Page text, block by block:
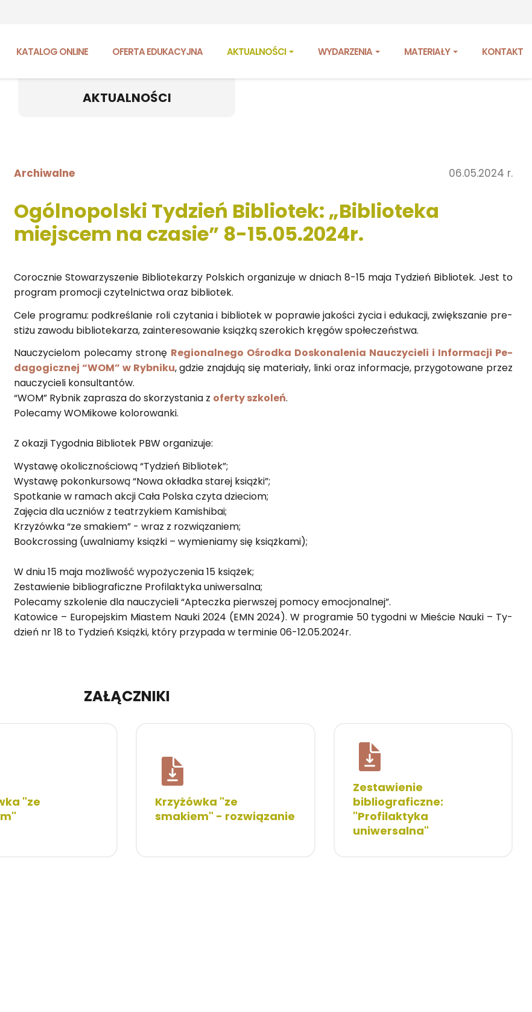
KATALOG ONLINE OFERTA EDUKACYJNA AKTUALNOŚCI WYDARZENIA MATERIAŁY KONTAKT
AKTUALNOŚCI
Archiwalne 06.05.2024 r.
Ogólnopolski Tydzień Bibliotek: „Biblioteka
miejscem na czasie” 8-15.05.2024r.
Co­rocz­nie Sto­wa­rzy­sze­nie Bi­blio­te­ka­rzy Pol­skich or­ga­ni­zu­je w dniach 8-15 maja Ty­dzień Bi­blio­tek. Jest to
pro­gram pro­mo­cji czy­tel­nic­twa oraz bi­blio­tek.
Cele pro­gra­mu: pod­kre­śla­nie roli czy­ta­nia i bi­blio­tek w po­pra­wie ja­ko­ści życia i edu­ka­cji, zwięk­sza­nie pre­
sti­żu za­wo­du bi­blio­te­ka­rza, za­in­te­re­so­wa­nie książ­ką sze­ro­kich krę­gów spo­łe­czeń­stwa.
Na­uczy­cie­lom po­le­ca­my stro­nę Re­gio­nal­ne­go Ośrod­ka Do­sko­na­le­nia Na­uczy­cie­li i In­for­ma­cji Pe­
da­go­gicz­nej “WOM” w Ryb­ni­ku, gdzie znaj­du­ją się ma­te­ria­ły, linki oraz in­for­ma­cje, przy­go­to­wa­ne przez
na­uczy­cie­li kon­sul­tan­tów.
“WOM” Ryb­nik za­pra­sza do sko­rzy­sta­nia z ofer­ty szko­leń.
Po­le­ca­my WO­Mi­ko­we ko­lo­ro­wan­ki.
Z oka­zji Ty­go­dnia Bi­blio­tek PBW or­ga­ni­zu­je:
Wy­sta­wę oko­licz­no­ścio­wą “Ty­dzień Bi­blio­tek”;
Wy­sta­wę po­kon­kur­so­wą “Nowa okład­ka sta­rej książ­ki”;
Spo­tka­nie w ra­mach akcji Cała Pol­ska czyta dzie­ciom;
Za­ję­cia dla uczniów z te­atrzy­kiem Ka­mi­shi­bai;
Krzy­żów­ka “ze sma­kiem” - wraz z roz­wią­za­niem;
Bo­ok­cros­sing (uwal­nia­my książ­ki – wy­mie­nia­my się książ­ka­mi);
W dniu 15 maja moż­li­wość wy­po­ży­cze­nia 15 ksią­żek;
Ze­sta­wie­nie bi­blio­gra­ficz­ne Pro­fi­lak­ty­ka uni­wer­sal­na;
Po­le­ca­my szko­le­nie dla na­uczy­cie­li “Ap­tecz­ka pierw­szej po­mo­cy emo­cjo­nal­nej”.
Ka­to­wi­ce – Eu­ro­pej­skim Mia­stem Nauki 2024 (EMN 2024). W pro­gra­mie 50 ty­go­dni w Mie­ście Nauki – Ty­
dzień nr 18 to Ty­dzień Książ­ki, który przy­pa­da w ter­mi­nie 06-12.05.2024r.
ZAŁĄCZNIKI
"ze
Krzyżówka "ze
smakiem" - rozwiązanie
Zestawienie
bibliograficzne:
"Profilaktyka
uniwersalna"